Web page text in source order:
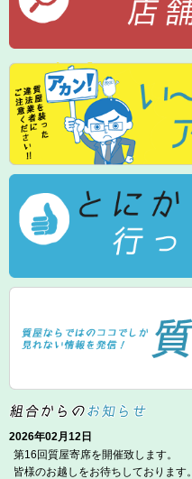
2026年02月12日
第16回質屋寄席を開催致します。
皆様のお越しをお待ちしております。